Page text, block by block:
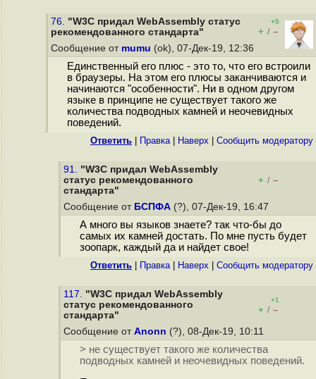
76. "W3C придал WebAssembly статус
рекомендованного стандарта"
+5
+ / –
Сообщение от mumu (ok), 07-Дек-19, 12:36
Единственный его плюс - это то, что его встроили
в браузеры. На этом его плюсы заканчиваются и
начинаются "особенности". Ни в одном другом
языке в принципе не существует такого же
количества подводных камней и неочевидных
поведений.
Ответить Правка| Наверх Cообщить модератору
91. "W3C придал WebAssembly
статус рекомендованного
стандарта"
+ / –
Сообщение от БСПФА (?), 07-Дек-19, 16:47
А много вы языков знаете? так что-бы до
самых их камней достать. По мне пусть будет
зоопарк, каждый да и найдет свое!
Ответить Правка| Наверх Cообщить модератору
117. "W3C придал WebAssembly
статус рекомендованного
стандарта"
+1
+ / –
Сообщение от Anonn (?), 08-Дек-19, 10:11
> не существует такого же количества
подводных камней и неочевидных поведений.